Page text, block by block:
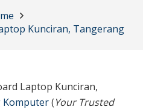
Kunciran, Tangerang
Laptop Kunciran,
Komputer(Your Trusted